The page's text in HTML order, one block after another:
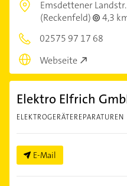
Emsdettener
(Reckenfeld)
4,3
02575 97 17 68
Webseite
Elektro Elfrich
ELEKTROGERÄTEREPARATUREN
E-Mail